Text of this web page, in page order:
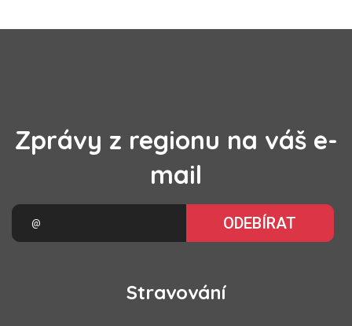
Zprávy z regionu na váš e-
mail
ODEBÍRAT
Stravování